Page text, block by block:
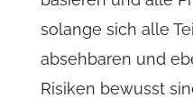
solange sich alle
absehbaren und
Risiken bewusst